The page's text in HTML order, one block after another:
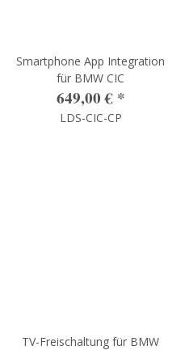
Smartphone App Integration
für BMW CIC
649,00 € *
LDS-CIC-CP
TV-Freischaltung für BMW